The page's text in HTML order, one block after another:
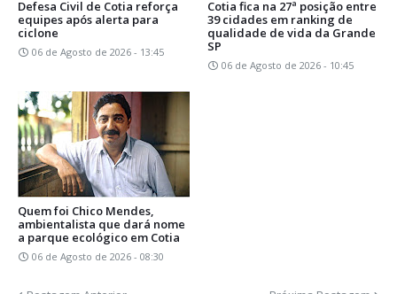
Defesa Civil de Cotia reforça
equipes após alerta para
ciclone
06 de Agosto de 2026 - 13:45
Cotia fica na 27ª posição entre
39 cidades em ranking de
qualidade de vida da Grande
SP
06 de Agosto de 2026 - 10:45
Quem foi Chico Mendes,
ambientalista que dará nome
a parque ecológico em Cotia
06 de Agosto de 2026 - 08:30